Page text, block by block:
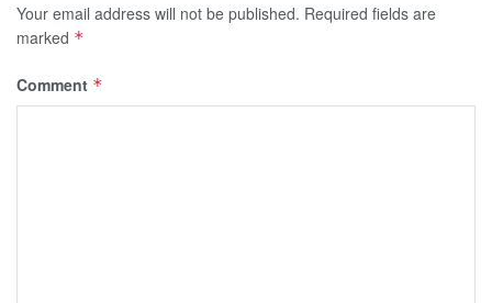
Your email address will not be published. Required fields are
marked *
Comment *